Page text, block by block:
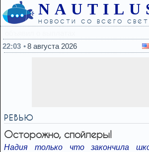
новости со всего
22:03
8 августа 2026
РЕВЬЮ
Осторожно, спойлеры!
Надия только что закончила